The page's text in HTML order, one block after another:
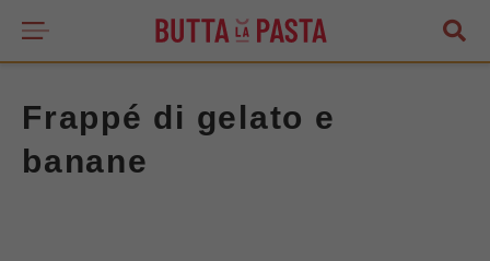
Frappé di gelato e
banane